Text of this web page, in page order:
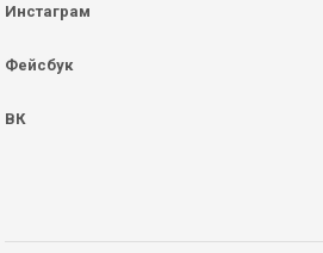
Инстаграм
Фейсбук
ВК